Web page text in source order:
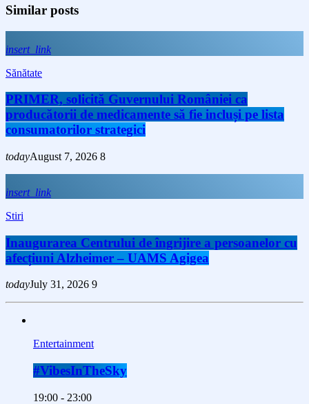
Similar posts
insert_link
Sănătate
PRIMER, solicită Guvernului României ca
producătorii de medicamente să fie incluși pe lista
consumatorilor strategici
todayAugust 7, 2026 8
insert_link
Stiri
Inaugurarea Centrului de îngrijire a persoanelor cu
afecțiuni Alzheimer – UAMS Agigea
todayJuly 31, 2026 9
Entertainment
#VibesInTheSky
19:00 - 23:00